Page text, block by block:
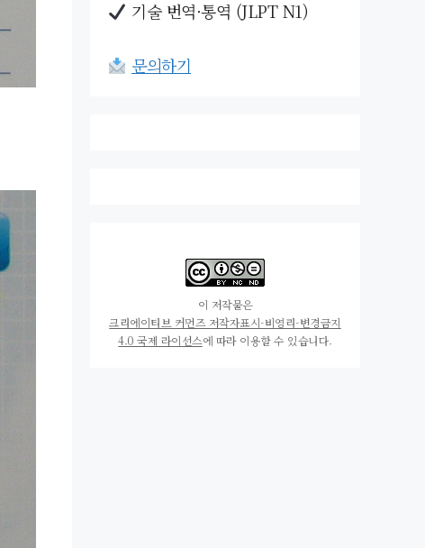
기술 번역·통역 (JLPT N1)
문의하기
이 저작물은
크리에이티브 커먼즈 저작자표시-비영리-변경금지
4.0 국제 라이선스에 따라 이용할 수 있습니다.